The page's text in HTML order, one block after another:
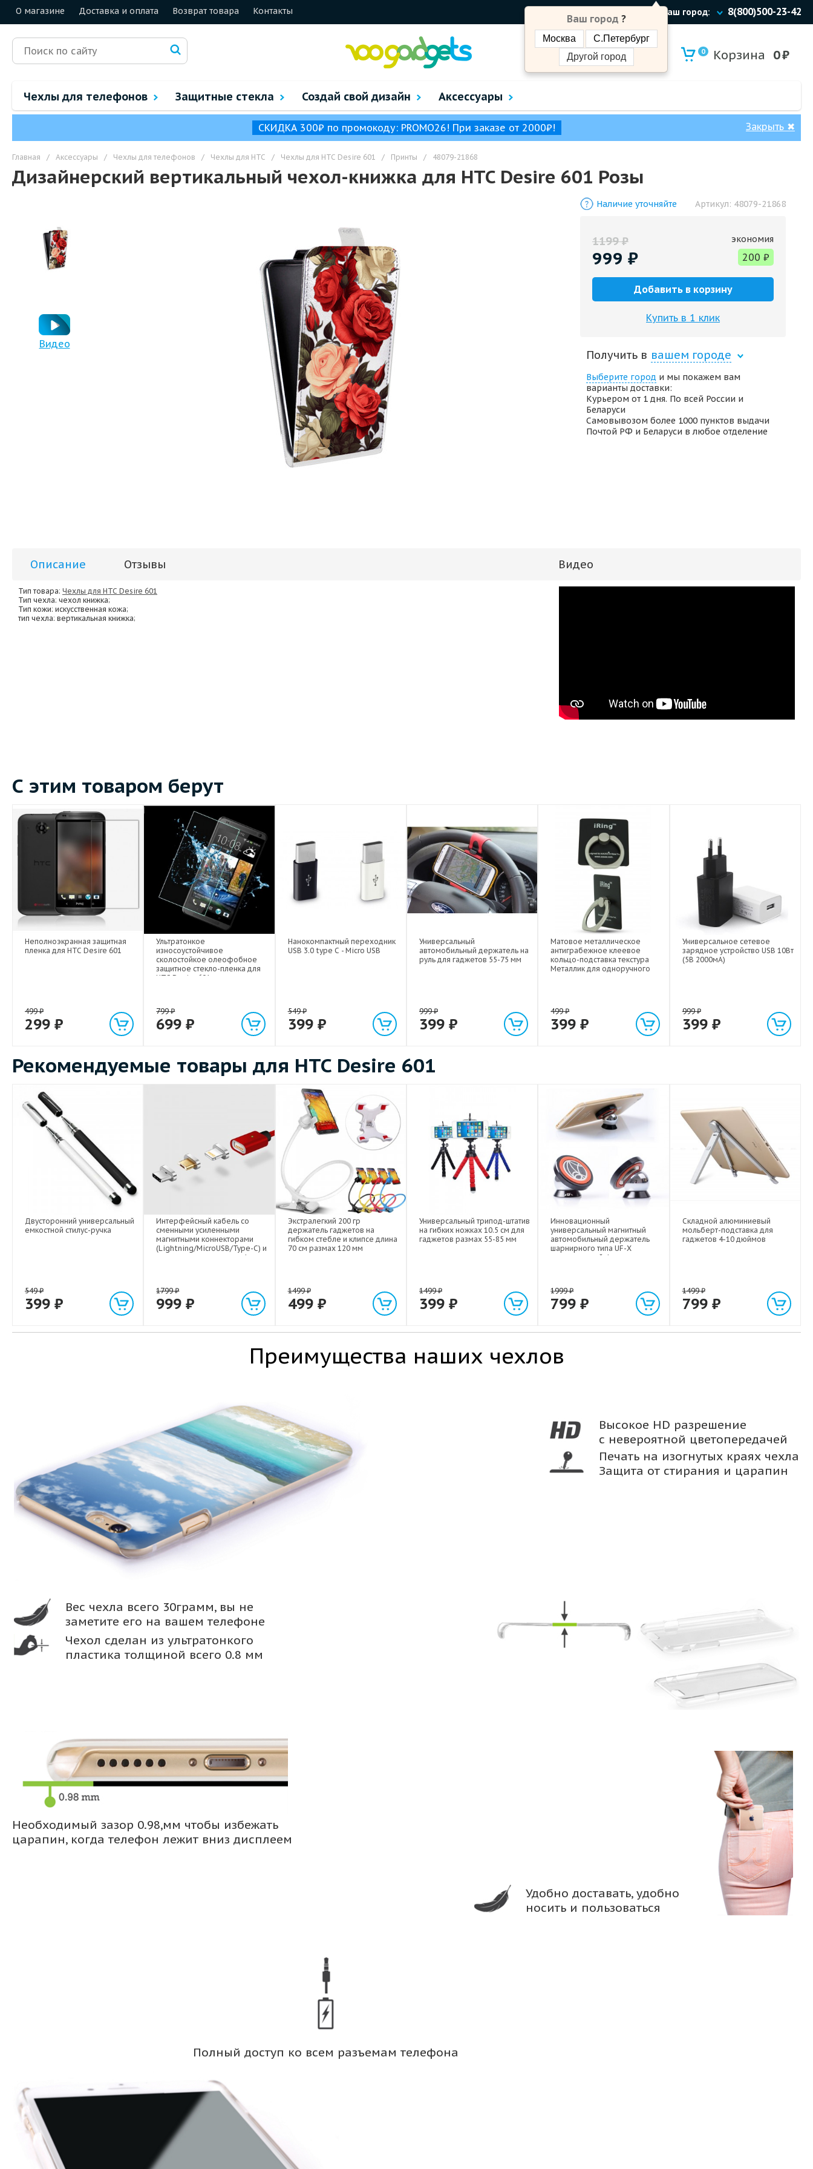
О магазине Доставка и оплата Возврат товара Контакты Ваш город:
Ваш город ?
Москва
С.Петербург
Другой город
8(800)500-23-42
0 Корзина 0₽
Чехлы для телефонов Защитные стекла Создай свой дизайн Аксессуары
СКИДКА 300₽ по промокоду: PROMO26! При заказе от 2000₽! Закрыть ✖
Главная / Аксессуары / Чехлы для телефонов / Чехлы для HTC / Чехлы для HTC Desire 601 / Принты / 48079-21868
Дизайнерский вертикальный чехол-книжка для HTC Desire 601 Розы
Видео
Наличие уточняйте Артикул: 48079-21868
1199₽
999 ₽
экономия
200 ₽
Добавить в корзину
Купить в 1 клик
Получить в вашем городе
Выберите город и мы покажем вам
варианты доставки:
Курьером от 1 дня. По всей России и
Беларуси
Самовывозом более 1000 пунктов выдачи
Почтой РФ и Беларуси в любое отделение
Описание Отзывы Видео
Тип товара: Чехлы для HTC Desire 601
Тип чехла: чехол книжка;
Тип кожи: искусственная кожа;
тип чехла: вертикальная книжка;
С этим товаром берут
Неполноэкранная защитная
пленка для HTC Desire 601
499₽
299 ₽
Ультратонкое
износоустойчивое
сколостойкое олеофобное
защитное стекло-пленка для
HTC Desire 601
799₽
699₽
Нанокомпактный переходник
USB 3.0 type C - Micro USB
549₽
399 ₽
Универсальный
автомобильный держатель на
руль для гаджетов 55-75 мм
999₽
399 ₽
Матовое металлическое
антиграбежное клеевое
кольцо-подставка текстура
Металлик для одноручного
499₽
399₽
Универсальное сетевое
зарядное устройство USB 10Вт
(5В 2000мА)
999₽
399 ₽
Рекомендуемые товары для HTC Desire 601
Двусторонний универсальный
емкостной стилус-ручка
549₽
399 ₽
Интерфейсный кабель со
сменными усиленными
магнитными коннекторами
(Lightning/MicroUSB/Type-C) и
световым индикатором 1м
1799₽
999₽
Экстралегкий 200 гр
держатель гаджетов на
гибком стебле и клипсе длина
70 см размах 120 мм
1499₽
499 ₽
Универсальный трипод-штатив
на гибких ножках 10.5 см для
гаджетов размах 55-85 мм
1499₽
399 ₽
Инновационный
универсальный магнитный
автомобильный держатель
шарнирного типа UF-X
экстрасильной фиксации для
1999₽
799₽
Складной алюминиевый
мольберт-подставка для
гаджетов 4-10 дюймов
1499₽
799 ₽
Преимущества наших чехлов
Высокое HD разрешение
с невероятной цветопередачей
Печать на изогнутых краях чехла
Защита от стирания и царапин
Вес чехла всего 30грамм, вы не
заметите его на вашем телефоне
Чехол сделан из ультратонкого
пластика толщиной всего 0.8 мм
Удобно доставать, удобно
носить и пользоваться
Необходимый зазор 0.98,мм чтобы избежать
царапин, когда телефон лежит вниз дисплеем
Полный доступ ко всем разъемам телефона